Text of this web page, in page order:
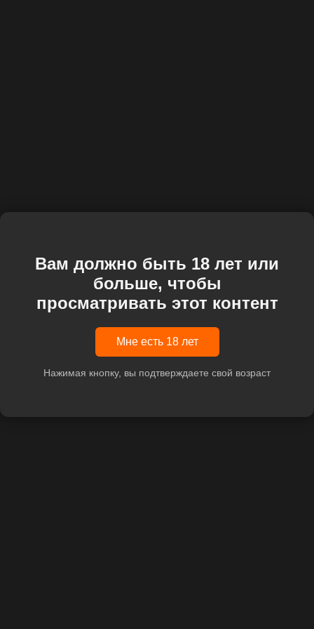
Вам должно быть 18 лет или
больше, чтобы
просматривать этот контент
Мне есть 18 лет
Нажимая кнопку, вы подтверждаете свой возраст